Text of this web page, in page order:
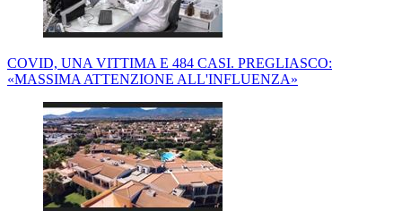
COVID, UNA VITTIMA E 484 CASI. PREGLIASCO:
«MASSIMA ATTENZIONE ALL'INFLUENZA»